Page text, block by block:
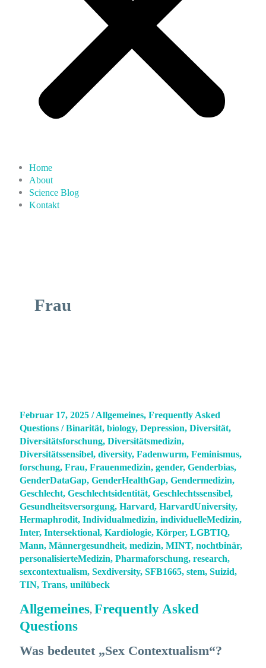
Home
About
Science Blog
Kontakt
Frau
Februar 17, 2025/Allgemeines,Frequently Asked
Questions /Binarität,biology,Depression,Diversität,
Diversitätsforschung,Diversitätsmedizin,
Diversitätssensibel,diversity,Fadenwurm,Feminismus,
forschung,Frau,Frauenmedizin,gender,Genderbias,
GenderDataGap,GenderHealthGap,Gendermedizin,
Geschlecht,Geschlechtsidentität,Geschlechtssensibel,
Gesundheitsversorgung,Harvard,HarvardUniversity,
Hermaphrodit,Individualmedizin,individuelleMedizin,
Inter,Intersektional,Kardiologie,Körper,LGBTIQ,
Mann,Männergesundheit,medizin,MINT,nochtbinär,
personalisierteMedizin,Pharmaforschung,research,
sexcontextualism,Sexdiversity,SFB1665,stem,Suizid,
TIN,Trans,unilübeck
Allgemeines,Frequently Asked
Questions
Was bedeutet „Sex Contextualism“?